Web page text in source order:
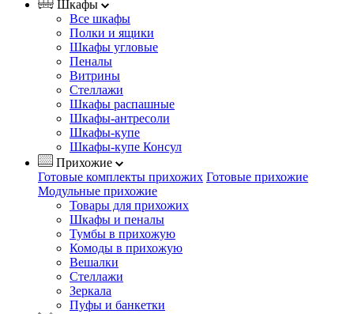
Шкафы
Все шкафы
Полки и ящики
Шкафы угловые
Пеналы
Витрины
Стеллажи
Шкафы распашные
Шкафы-антресоли
Шкафы-купе
Шкафы-купе Консул
Прихожие
Готовые комплекты прихожих Готовые прихожие
Модульные прихожие
Товары для прихожих
Шкафы и пеналы
Тумбы в прихожую
Комоды в прихожую
Вешалки
Стеллажи
Зеркала
Пуфы и банкетки